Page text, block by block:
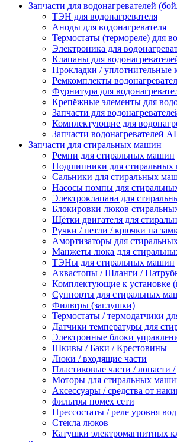
Запчасти для водонагревателей
ТЭН для водонагревателя
Аноды для водонагревателя
Термостаты (термореле) для
Электроника для
Клапаны для
Прокладки / уплотнительные
Ремкомплекты
Фурнитура для
Крепёжные элементы для
Запчасти для
Комплектующие для
Запчасти водонагревателей
Запчасти для стиральных машин
Ремни для стиральных машин
Подшипники для
Сальники для стиральных
Насосы помпы для
Электроклапана для
Блокировки люков
Щётки двигателя для
Ручки / петли / крючки на
Амортизаторы для
Манжеты люка для
ТЭНы для стиральных машин
Аквастопы / Шланги /
Комплектующие к установке
Суппорты для стиральных
Фильтры (заглушки)
Термостаты / термодатчики
Датчики температуры для
Электронные блоки
Шкивы / Баки / Крестовины
Люки / входящие части
Пластиковые части / лопасти
Моторы для стиральных
Аксессуары / средства от
фильтры помех сети
Прессостаты / реле уровня
Стекла люков
Катушки электромагнитных